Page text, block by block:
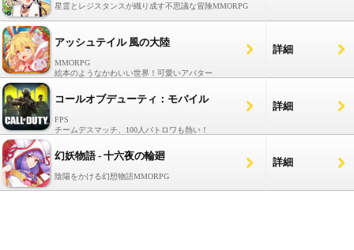
星霊とレジスタンスが織り成す不思議な冒険MMORPG
アッシュテイル 風の大陸
MMORPG
絵本のようなかわいい世界！可愛いアバター
詳細
コールオブデューティ：モバイル
FPS
チームデスマッチ、100人バトロワも熱い！
詳細
幻妖物語 - 十六夜の輪廻
陰陽をかける幻想物語MMORPG
詳細